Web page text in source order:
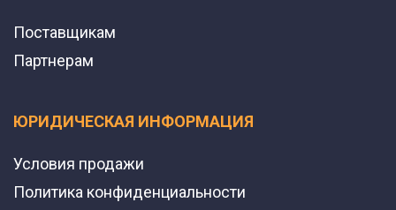
Поставщикам
Партнерам
ЮРИДИЧЕСКАЯ ИНФОРМАЦИЯ
Условия продажи
Политика конфиденциальности